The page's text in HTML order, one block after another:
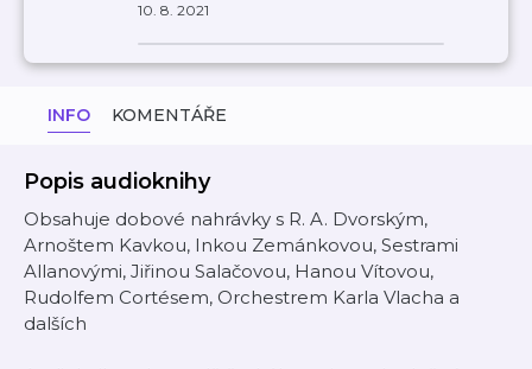
10. 8. 2021
INFO KOMENTÁŘE
Popis audioknihy
Obsahuje dobové nahrávky s R. A. Dvorským,
Arnoštem Kavkou, Inkou Zemánkovou, Sestrami
Allanovými, Jiřinou Salačovou, Hanou Vítovou,
Rudolfem Cortésem, Orchestrem Karla Vlacha a
dalších